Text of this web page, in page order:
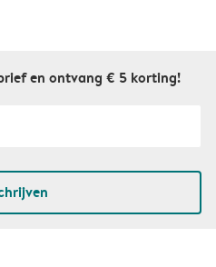
en ontvang € 5 korting!